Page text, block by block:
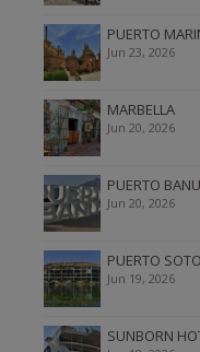
PUERTO
Jun 23, 2026
MARBELLA
Jun 20, 2026
PUERTO
Jun 20, 2026
PUERTO
Jun 19, 2026
SUNBORN